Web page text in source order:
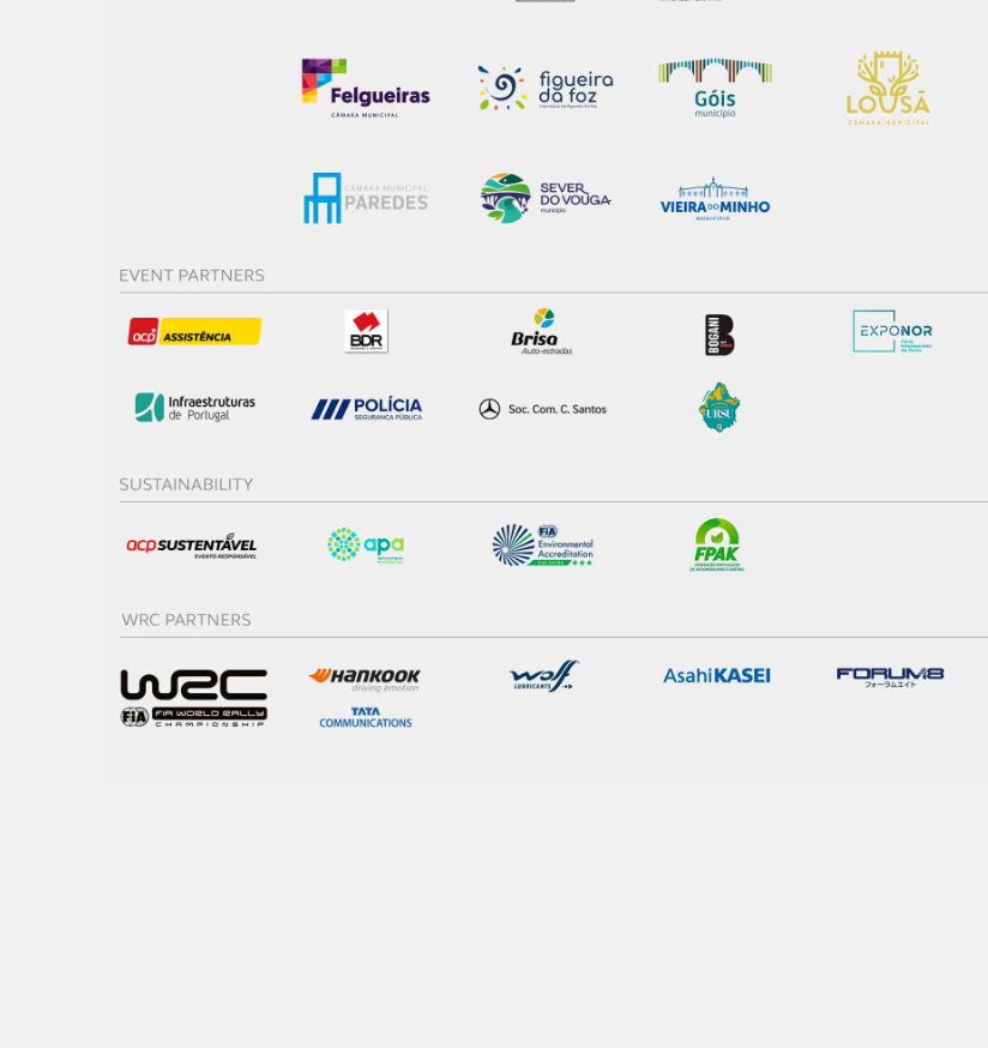
navegação no Website e nos serviços disponibilizados.
Consulte a política de cookies do site.